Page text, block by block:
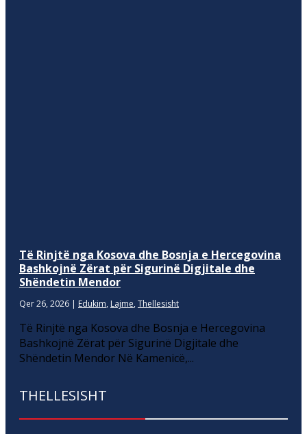
Të Rinjtë nga Kosova dhe Bosnja e Hercegovina
Bashkojnë Zërat për Sigurinë Digjitale dhe
Shëndetin Mendor
Qer 26, 2026 | Edukim, Lajme, Thellesisht
Të Rinjtë nga Kosova dhe Bosnja e Hercegovina
Bashkojnë Zërat për Sigurinë Digjitale dhe
Shëndetin Mendor Në Kamenicë,...
THELLESISHT